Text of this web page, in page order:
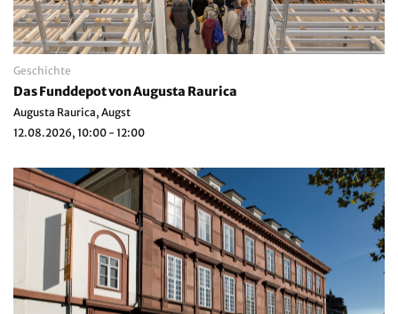
Geschichte
Das Funddepot von Augusta Raurica
Augusta Raurica, Augst
12.08.2026, 10:00 - 12:00